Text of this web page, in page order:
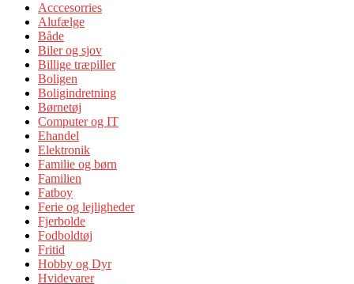
Acccesorries
Alufælge
Både
Biler og sjov
Billige træpiller
Boligen
Boligindretning
Børnetøj
Computer og IT
Ehandel
Elektronik
Familie og børn
Familien
Fatboy
Ferie og lejligheder
Fjerbolde
Fodboldtøj
Fritid
Hobby og Dyr
Hvidevarer